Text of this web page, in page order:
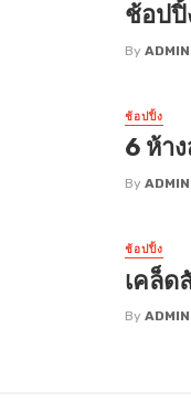
ช้อปปิ้
By ADMIN
ช้อปปิ้ง
6 ห้า
By ADMIN
ช้อปปิ้ง
เคล็ด
By ADMIN